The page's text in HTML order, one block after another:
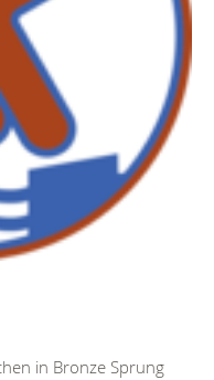
in Bronze Sprung